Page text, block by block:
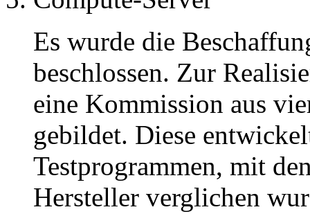
Es wurde die
beschlossen. Zur
eine Kommission aus
gebildet. Diese
Testprogrammen, mit
Hersteller verglichen